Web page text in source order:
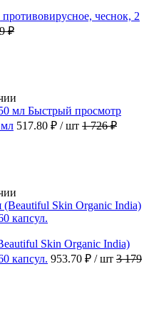
чеснок, 2
₽
Быстрый просмотр
мл 517.80 ₽ / шт 1 726 ₽
Skin Organic India)
капсул. 953.70 ₽ / шт 3 179